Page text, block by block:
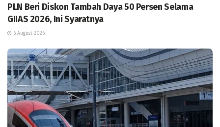
PLN Beri Diskon Tambah Daya 50 Persen Selama
GIIAS 2026, Ini Syaratnya
6 August 2026